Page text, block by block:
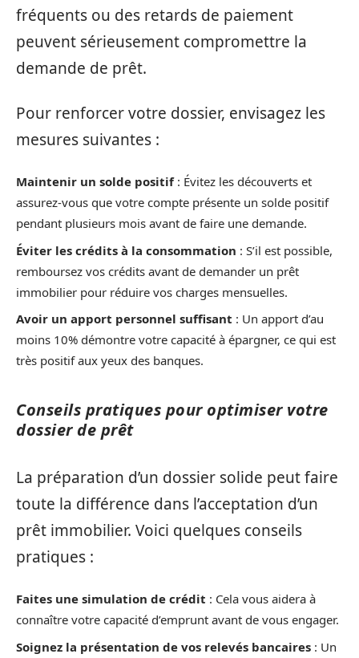
fréquents ou des retards de paiement
peuvent sérieusement compromettre la
demande de prêt.
Pour renforcer votre dossier, envisagez les
mesures suivantes :
Maintenir un solde positif: Évitez les découverts et
assurez-vous que votre compte présente un solde positif
pendant plusieurs mois avant de faire une demande.
Éviter les crédits à la consommation : S’il est possible,
remboursez vos crédits avant de demander un prêt
immobilier pour réduire vos charges mensuelles.
Avoir un apport personnel suffisant : Un apport d’au
moins 10% démontre votre capacité à épargner, ce qui est
très positif aux yeux des banques.
Conseils pratiques pour optimiser votre
dossier de prêt
La préparation d’un dossier solide peut faire
toute la différence dans l’acceptation d’un
prêt immobilier. Voici quelques conseils
pratiques :
Faites une simulation de crédit : Cela vous aidera à
connaître votre capacité d’emprunt avant de vous engager.
Soignez la présentation de vos relevés bancaires : Un